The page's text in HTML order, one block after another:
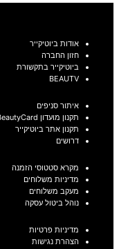
אודות ביוטיקייר
חזון החברה
ביוטיקייר בתקשורת
BEAUTV
איתור סניפים
תקנון מועדון BeautyCard
תקנון אתר ביוטיקייר
דרושים
מקרא סטטוסי הזמנה
מדיניות משלוחים
מעקב משלוחים
נוהל ביטול עסקה
מדיניות פרטיות
הצהרת נגישות